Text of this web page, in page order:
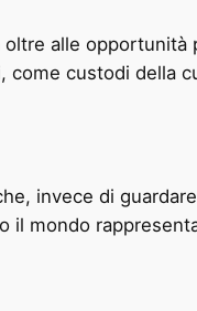
alle opportunità
come custodi della
invece di
il mondo